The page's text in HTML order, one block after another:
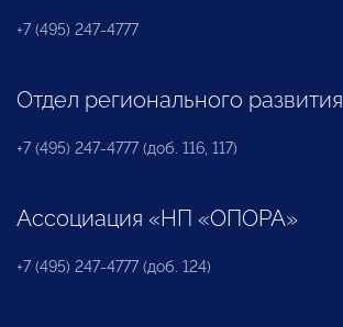
+7 (495) 247-4777
Отдел регионального развития
+7 (495) 247-4777 (доб. 116, 117)
Ассоциация «НП «ОПОРА»
+7 (495) 247-4777 (доб. 124)